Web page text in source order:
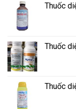
Thuốc
Thuốc
Thuốc